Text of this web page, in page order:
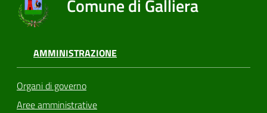
Comune di Galliera
AMMINISTRAZIONE
Organi di governo
Aree amministrative